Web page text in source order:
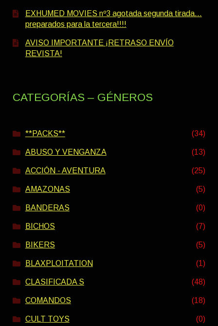
EXHUMED MOVIES nº3 agotada segunda tirada…
preparados para la tercera!!!!
AVISO IMPORTANTE ¡RETRASO ENVÍO
REVISTA!
CATEGORÍAS – GÉNEROS
**PACKS** (34)
ABUSO Y VENGANZA (13)
ACCIÓN - AVENTURA (25)
AMAZONAS (5)
BANDERAS (0)
BICHOS (7)
BIKERS (5)
BLAXPLOITATION (1)
CLASIFICADA S (48)
COMANDOS (18)
CULT TOYS (0)